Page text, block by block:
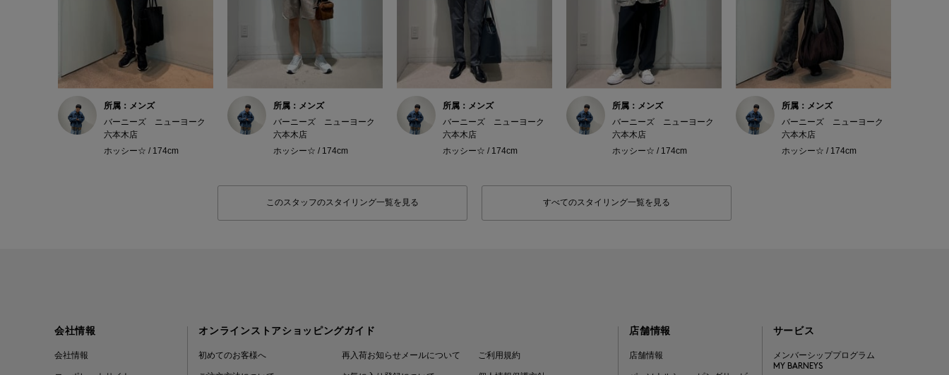
所属：メンズ
バーニーズ ニューヨーク
六本木店
ホッシー☆ / 174cm
所属：メンズ
バーニーズ ニューヨーク
六本木店
ホッシー☆ / 174cm
所属：メンズ
バーニーズ ニューヨーク
六本木店
ホッシー☆ / 174cm
所属：メンズ
バーニーズ ニューヨーク
六本木店
ホッシー☆ / 174cm
所属：メンズ
バーニーズ ニューヨーク
六本木店
ホッシー☆ / 174cm
このスタッフのスタイリング一覧を見る すべてのスタイリング一覧を見る
会社情報
会社情報
オンラインストアショッピングガイド
初めてのお客様へ 再入荷お知らせメールについて ご利用規約
店舗情報
店舗情報
サービス
メンバーシッププログラム
MY BARNEYS